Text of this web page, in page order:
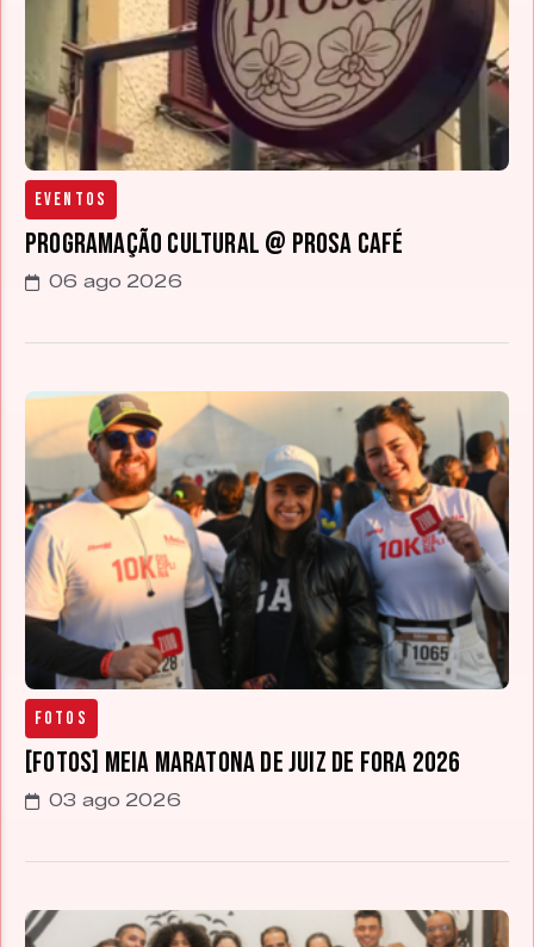
Eventos
Programação cultural @ Prosa Café
06 ago 2026
Fotos
[FOTOS] Meia Maratona de Juiz de Fora 2026
03 ago 2026